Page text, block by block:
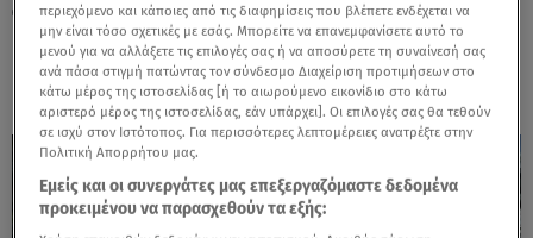
25.11.25, 22:19
Έφηβος κρεμόταν από γερανό για 7 ώρες -
Βίντεο από τη δραματική διάσωση
περιεχόμενο και κάποιες από τις διαφημίσεις που βλέπετε ενδέχεται να
μην είναι τόσο σχετικές με εσάς. Μπορείτε να επανεμφανίσετε αυτό το
μενού για να αλλάξετε τις επιλογές σας ή να αποσύρετε τη συναίνεσή σας
ανά πάσα στιγμή πατώντας τον σύνδεσμο Διαχείριση προτιμήσεων στο
κάτω μέρος της ιστοσελίδας [ή το αιωρούμενο εικονίδιο στο κάτω
αριστερό μέρος της ιστοσελίδας, εάν υπάρχει]. Οι επιλογές σας θα τεθούν
σε ισχύ στον Ιστότοπος. Για περισσότερες λεπτομέρειες ανατρέξτε στην
Πολιτική Απορρήτου μας.
Εμείς και οι συνεργάτες μας επεξεργαζόμαστε δεδομένα
προκειμένου να παρασχεθούν τα εξής: